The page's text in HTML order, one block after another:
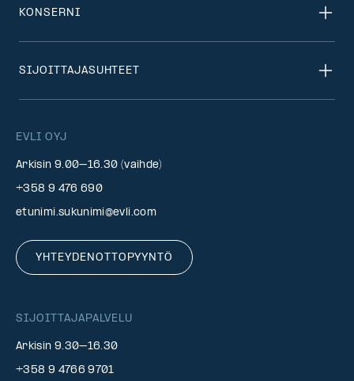
EVLI OYJ
Arkisin 9.00–16.30 (vaihde)
+358 9 476 690
etunimi.sukunimi@evli.com
YHTEYDENOTTOPYYNTÖ
SIJOITTAJAPALVELU
Arkisin 9.30–16.30
+358 9 4766 9701
KONSERNI
SIJOITTAJASUHTEET